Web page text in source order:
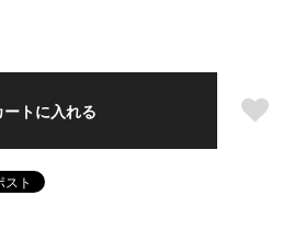
ートに入れる